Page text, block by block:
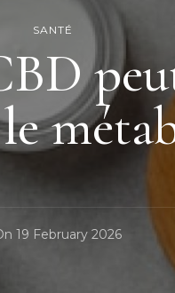
SANTÉ
19 February 2026